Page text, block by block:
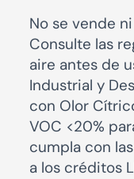
No se vende
Consulte las
aire antes de
Industrial y
con Olor
VOC <20%
cumpla con
a los créditos